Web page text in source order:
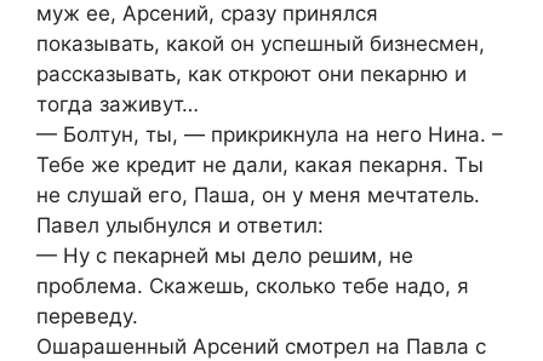
муж ее, Арсений, сразу принялся
показывать, какой он успешный бизнесмен,
рассказывать, как откроют они пекарню и
тогда заживут…
— Болтун, ты, — прикрикнула на него Нина. –
Тебе же кредит не дали, какая пекарня. Ты
не слушай его, Паша, он у меня мечтатель.
Павел улыбнулся и ответил:
— Ну с пекарней мы дело решим, не
проблема. Скажешь, сколько тебе надо, я
переведу.
Ошарашенный Арсений смотрел на Павла с